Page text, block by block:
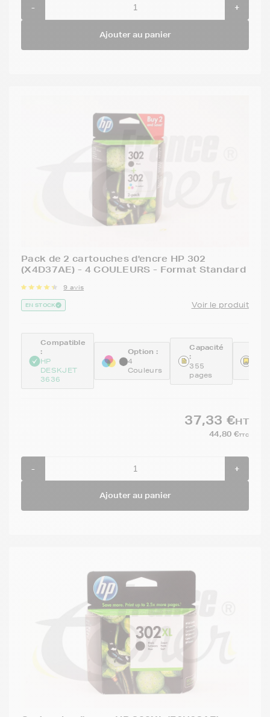
- +
Ajouter au panier
Pack de 2 cartouches d'encre HP 302
(X4D37AE) - 4 COULEURS - Format Standard
9 avis
EN STOCK Voir le produit
Compatible
:
HP
DESKJET
3636
Option :
4
Couleurs
Capacité
:
355
pages
37,33 €HT
44,80 €TTC
- +
Ajouter au panier